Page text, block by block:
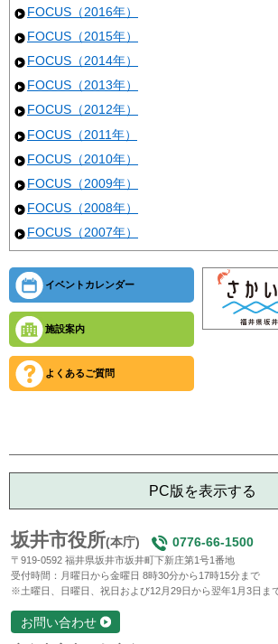
FOCUS（2016年）
FOCUS（2015年）
FOCUS（2014年）
FOCUS（2013年）
FOCUS（2012年）
FOCUS（2011年）
FOCUS（2010年）
FOCUS（2009年）
FOCUS（2008年）
FOCUS（2007年）
イベントカレンダー
施設案内
よくあるご質問
PC版を表示する
坂井市役所(本庁) 0776-66-1500
〒919-0592 福井県坂井市坂井町下新庄第1号1番地
受付時間：月曜日から金曜日 8時30分から17時15分まで
※土曜日、日曜日、祝日および12月29日から翌年1月3日ま
お問い合わせ